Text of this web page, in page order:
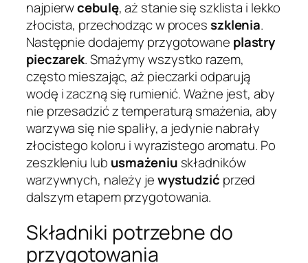
najpierwcebulę, aż stanie się szklista i lekko
złocista, przechodząc w processzklenia.
Następnie dodajemy przygotowane plastry
pieczarek. Smażymy wszystko razem,
często mieszając, aż pieczarki odparują
wodę i zaczną się rumienić. Ważne jest, aby
nie przesadzić z temperaturą smażenia, aby
warzywa się nie spaliły, a jedynie nabrały
złocistego koloru i wyrazistego aromatu. Po
zeszkleniu lub usmażeniu składników
warzywnych, należy jewystudzić przed
dalszym etapem przygotowania.
Składniki potrzebne do
przygotowania